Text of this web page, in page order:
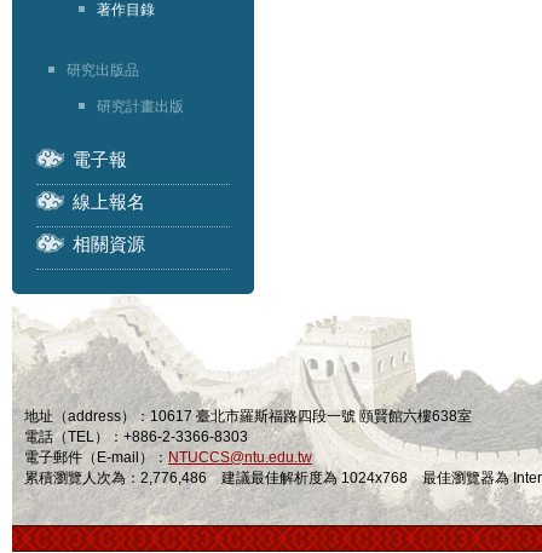
著作目錄
研究出版品
研究計畫出版
電子報
線上報名
相關資源
地址（address）：10617 臺北市羅斯福路四段一號 頤賢館六樓638室
電話（TEL）：+886-2-3366-8303
電子郵件（E-mail）： NTUCCS@ntu.edu.tw
累積瀏覽人次為：2,776,486 建議最佳解析度為 1024x768 最佳瀏覽器為